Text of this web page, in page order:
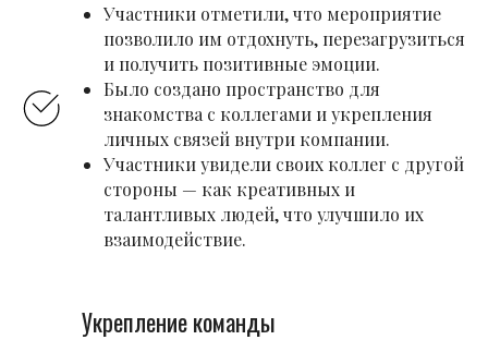
Участники отметили, что мероприятие
позволило им отдохнуть, перезагрузиться
и получить позитивные эмоции.
Было создано пространство для
знакомства с коллегами и укрепления
личных связей внутри компании.
Участники увидели своих коллег с другой
стороны — как креативных и
талантливых людей, что улучшило их
взаимодействие.
Укрепление команды